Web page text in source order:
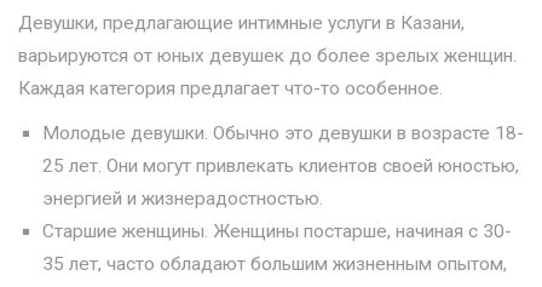
Девушки, предлагающие интимные услуги в Казани,
варьируются от юных девушек до более зрелых женщин.
Каждая категория предлагает что-то особенное.
Молодые девушки. Обычно это девушки в возрасте 18-
25 лет. Они могут привлекать клиентов своей юностью,
энергией и жизнерадостностью.
Старшие женщины. Женщины постарше, начиная с 30-
35 лет, часто обладают большим жизненным опытом,